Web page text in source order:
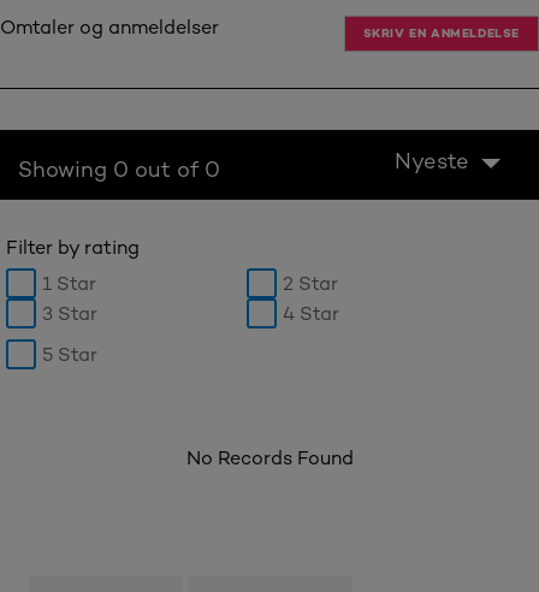
Omtaler og anmeldelser SKRIV EN ANMELDELSE
Showing 0 out of 0 Nyeste
Filter by rating
1 Star
2 Star
3 Star
4 Star
5 Star
No Records Found